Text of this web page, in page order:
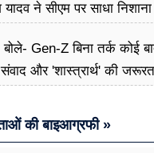
ने सीएम पर साधा​ निशाना
Gen-Z बिना तर्क कोई
और 'शास्त्रार्थ' की
की बाइआग्रफी »